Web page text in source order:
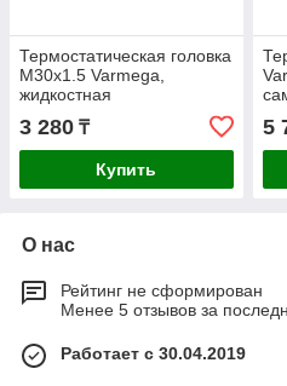
Термостатическая головка
M30х1.5 Varmega,
жидкостная
3 280 ₸
Купить
5
О нас
Рейтинг не сформирован
Менее 5 отзывов за
Работает с 30.04.2019